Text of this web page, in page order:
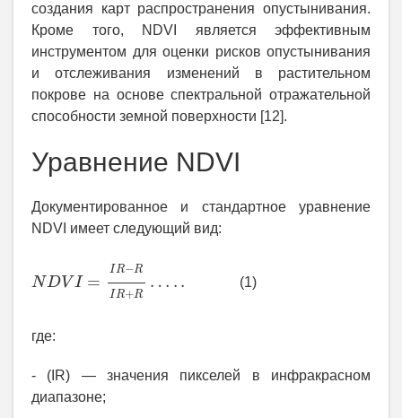
создания карт распространения опустынивания.
Кроме того, NDVI является эффективным
инструментом для оценки рисков опустынивания
и отслеживания изменений в растительном
покрове на основе спектральной отражательной
способности земной поверхности [12].
Уравнение NDVI
Документированное и стандартное уравнение
NDVI имеет следующий вид:
NDVI=I RIR+
(1)
где:
- (IR) — значения пикселей в инфракрасном
диапазоне;